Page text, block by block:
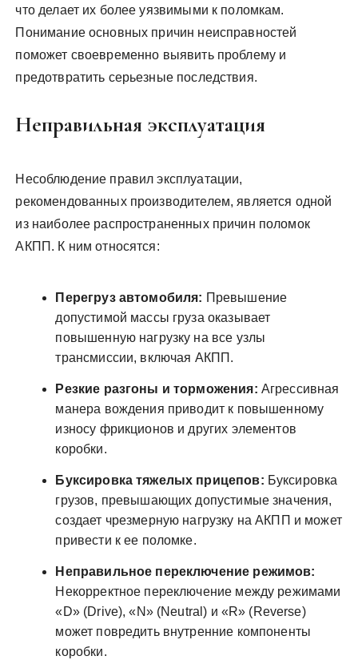
что делает их более уязвимыми к поломкам.
Понимание основных причин неисправностей
поможет своевременно выявить проблему и
предотвратить серьезные последствия.
Неправильная эксплуатация
Несоблюдение правил эксплуатации,
рекомендованных производителем, является одной
из наиболее распространенных причин поломок
АКПП. К ним относятся:
Перегруз автомобиля: Превышение
допустимой массы груза оказывает
повышенную нагрузку на все узлы
трансмиссии, включая АКПП.
Резкие разгоны и торможения: Агрессивная
манера вождения приводит к повышенному
износу фрикционов и других элементов
коробки.
Буксировка тяжелых прицепов: Буксировка
грузов, превышающих допустимые значения,
создает чрезмерную нагрузку на АКПП и может
привести к ее поломке.
Неправильное переключение режимов:
Некорректное переключение между режимами
«D» (Drive), «N» (Neutral) и «R» (Reverse)
может повредить внутренние компоненты
коробки.